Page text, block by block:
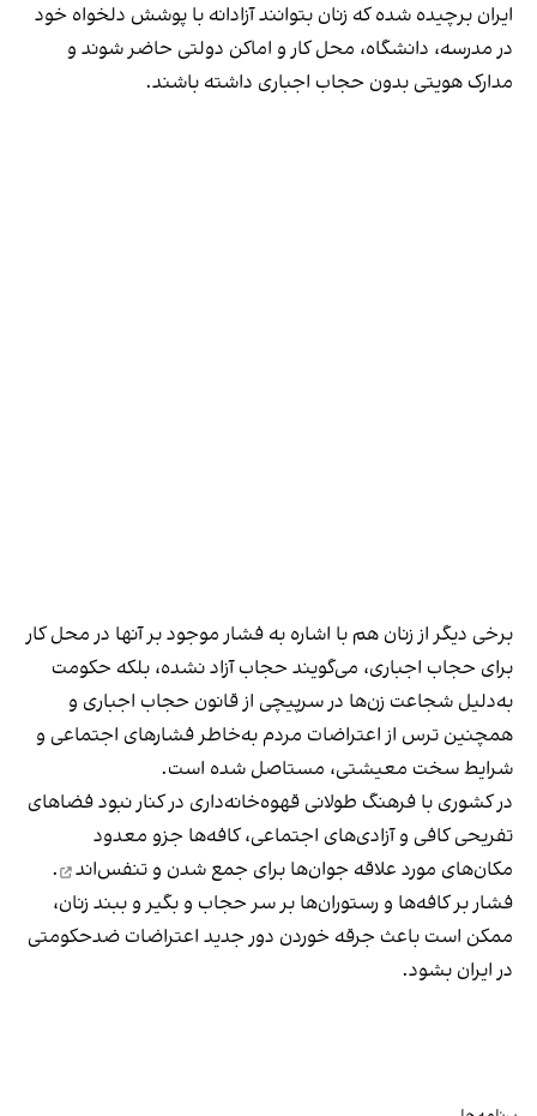
ایران برچیده شده که زنان بتوانند آزادانه با پوشش دلخواه خود
در مدرسه، دانشگاه، محل کار و اماکن دولتی حاضر شوند و
مدارک هویتی بدون حجاب اجباری داشته باشند.
برخی دیگر از زنان هم با اشاره به فشار موجود بر آنها در محل کار
برای حجاب اجباری، می‌گویند حجاب آزاد نشده، بلکه حکومت
به‌دلیل شجاعت زن‌ها در سرپیچی از قانون حجاب اجباری و
همچنین ترس از اعتراضات مردم به‌خاطر فشارهای اجتماعی و
شرایط سخت معیشتی، مستاصل شده است.
در کشوری با فرهنگ طولانی قهوه‌‌خانه‌داری در کنار نبود فضاهای
تفریحی کافی و آزادی‌های اجتماعی، کافه‌ها جزو معدود
مکان‌های مورد علاقه جوان‌ها برای جمع شدن و تنفس‌اند
.
فشار بر کافه‌ها و رستوران‌ها بر سر حجاب و بگیر و ببند زنان،
ممکن است باعث جرقه خوردن دور جدید اعتراضات ضدحکومتی
در ایران بشود.